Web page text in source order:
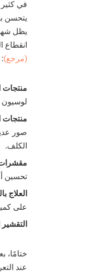
في كثير
يتحسن
يظل
(مرجع):
منتجات
لوسيون
منتجات
صور
الكلف.
تحسين
العلاج
على
ختامًا،
عند